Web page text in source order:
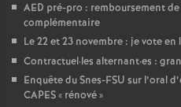
AED pré-pro : remboursement
complémentaire
Le 22 et 23 novembre : je vote
Contractuel·les alternant·es :
Enquête du Snes-FSU sur l’oral
CAPES« rénové»